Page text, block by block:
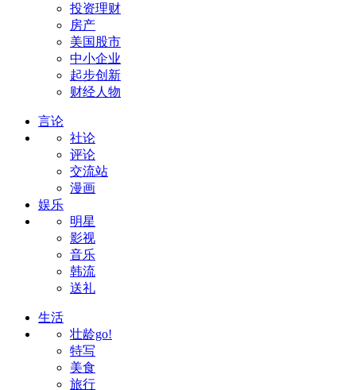
投资理财
房产
美国股市
中小企业
起步创新
财经人物
言论
社论
评论
交流站
漫画
娱乐
明星
影视
音乐
韩流
送礼
生活
壮龄go!
特写
美食
旅行